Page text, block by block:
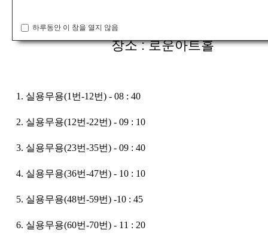
장소 : 로운아트홀
1. 실용무용(1번-12번) - 08 : 40
2. 실용무용(12번-22번) - 09 : 10
3. 실용무용(23번-35번) - 09 : 40
4. 실용무용(36번-47번) - 10 : 10
5. 실용무용(48번-59번) -10 : 45
6. 실용무용(60번-70번) - 11 : 20
하루동안 이 창을 열지 않음